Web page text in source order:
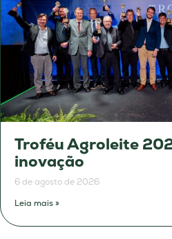
Troféu Agroleite
inovação
6 de agosto de 2026
Leia mais »